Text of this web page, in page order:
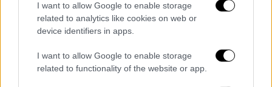
I want to allow Google to enable storage
related to analytics like cookies on web or
device identifiers in apps.
I want to allow Google to enable storage
related to functionality of the website or app.
Αμερική
Οι ΗΠΑ εξετάζουν το ενδεχόμενο να
αποθεματικά πετρελαίου για να